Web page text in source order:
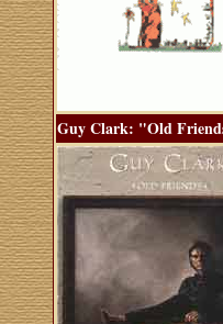
Guy Clark: "Old